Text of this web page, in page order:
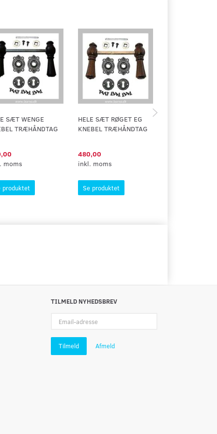
SÆT WENGE
TRÆHÅNDTAG
moms
produktet
HELE SÆT RØGET EG
KNEBEL TRÆHÅNDTAG
480,00
inkl. moms
Se produktet
TILMELD NYHEDSBREV
adresse
Tilmeld Afmeld